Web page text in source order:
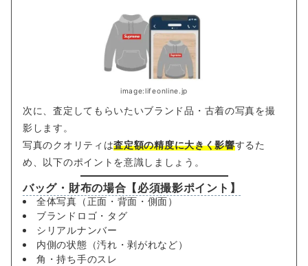
image:lifeonline.jp
次に、査定してもらいたいブランド品・古着の写真を撮
影します。
写真のクオリティは査定額の精度に大きく影響するた
め、以下のポイントを意識しましょう。
バッグ・財布の場合【必須撮影ポイント】
全体写真（正面・背面・側面）
ブランドロゴ・タグ
シリアルナンバー
内側の状態（汚れ・剥がれなど）
角・持ち手のスレ